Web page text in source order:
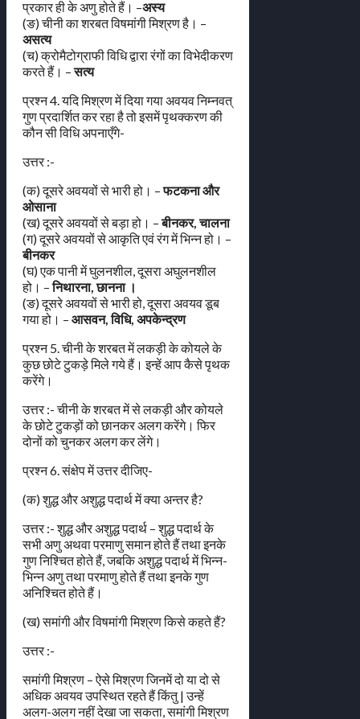
प्रकार ही के अणु होते हैं। –अस्य
(ङ) चीनी का शरबत विषमांगी मिश्रण है। –
असत्य
(च) क्रोमैटोग्राफी विधि द्वारा रंगों का विभेदीकरण
करते हैं। –सत्य
प्रश्न 4. यदि मिश्रण में दिया गया अवयव निम्नवत्
गुण प्रदार्शित कर रहा है तो इसमें पृथक्करण की
कौन सी विधि अपनाएँगे-
उत्तर :-
(क) दूसरे अवयवों से भारी हो। –फटकना और
ओसाना
(ख) दूसरे अवयवों से बड़ा हो। –बीनकर, चालना
(ग) दूसरे अवयवों से आकृति एवं रंग में भिन्न हो। –
बीनकर
(घ) एक पानी में घुलनशील, दूसरा अघुलनशील
हो। –निथारना, छानना ।
(ङ) दूसरे अवयवों से भारी हो, दूसरा अवयव डूब
गया हो। – आसवन, विधि, अपकेन्द्रण
प्रश्न 5. चीनी के शरबत में लकड़ी के कोयले के
कुछ छोटे टुकड़े मिले गये हैं। इन्हें आप कैसे पृथक
करेंगे।
उत्तर :- चीनी के शरबत में से लकड़ी और कोयले
के छोटे टुकड़ों को छानकर अलग करेंगे। फिर
दोनों को चुनकर अलग कर लेंगे।
प्रश्न 6. संक्षेप में उत्तर दीजिए-
(क) शुद्ध और अशुद्ध पदार्थ में क्या अन्तर है?
उत्तर :- शुद्ध और अशुद्ध पदार्थ – शुद्ध पदार्थ के
सभी अणु अथवा परमाणु समान होते हैं तथा इनके
गुण निश्चित होते हैं, जबकि अशुद्ध पदार्थ में भिन्न-
भिन्न अणु तथा परमाणु होते हैं तथा इनके गुण
अनिश्चित होते हैं।
(ख) समांगी और विषमांगी मिश्रण किसे कहते हैं?
उत्तर :-
समांगी मिश्रण – ऐसे मिश्रण जिनमें दो या दो से
अधिक अवयव उपस्थित रहते हैं किंतु | उन्हें
अलग-अलग नहीं देखा जा सकता, समांगी मिश्रण